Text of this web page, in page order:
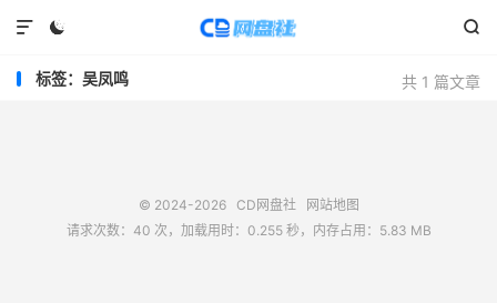
 

共 1 篇文章
标签：吴凤鸣
© 2024-2026 CD网盘社
网站地图
请求次数：40 次，加载用时：0.255 秒，内存占用：5.83 MB